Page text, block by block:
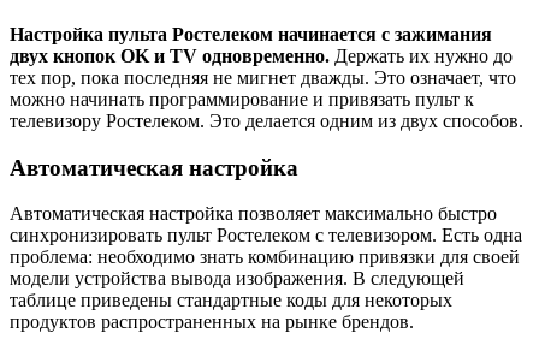
Настройка пульта Ростелеком начинается с зажимания
двух кнопок OK и TV одновременно. Держать их нужно до
тех пор, пока последняя не мигнет дважды. Это означает, что
можно начинать программирование и привязать пульт к
телевизору Ростелеком. Это делается одним из двух способов.
Автоматическая настройка
Автоматическая настройка позволяет максимально быстро
синхронизировать пульт Ростелеком с телевизором. Есть одна
проблема: необходимо знать комбинацию привязки для своей
модели устройства вывода изображения. В следующей
таблице приведены стандартные коды для некоторых
продуктов распространенных на рынке брендов.